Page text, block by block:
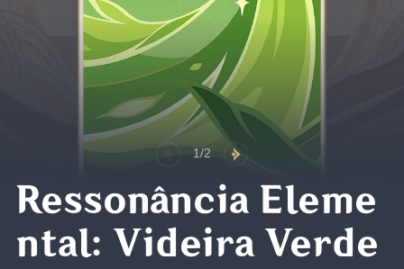
1/2
Ressonância Eleme
ntal: Videira Verde